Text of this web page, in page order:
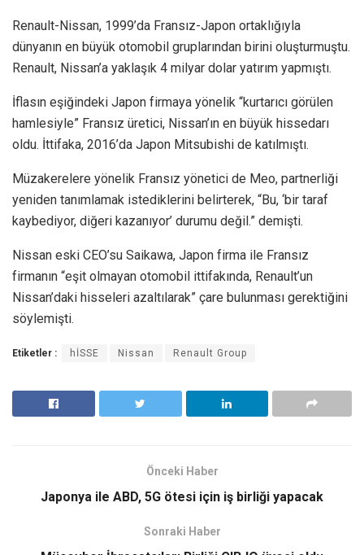
Renault-Nissan, 1999’da Fransız-Japon ortaklığıyla
dünyanın en büyük otomobil gruplarından birini oluşturmuştu.
Renault, Nissan’a yaklaşık 4 milyar dolar yatırım yapmıştı.
İflasın eşiğindeki Japon firmaya yönelik “kurtarıcı görülen
hamlesiyle” Fransız üretici, Nissan’ın en büyük hissedarı
oldu. İttifaka, 2016’da Japon Mitsubishi de katılmıştı.
Müzakerelere yönelik Fransız yönetici de Meo, partnerliği
yeniden tanımlamak istediklerini belirterek, “Bu, ‘bir taraf
kaybediyor, diğeri kazanıyor’ durumu değil.” demişti.
Nissan eski CEO’su Saikawa, Japon firma ile Fransız
firmanın “eşit olmayan otomobil ittifakında, Renault’un
Nissan’daki hisseleri azaltılarak” çare bulunması gerektiğini
söylemişti.
Etiketler : hİSSE Nissan Renault Group
Önceki Haber
Japonya ile ABD, 5G ötesi için iş birliği yapacak
Sonraki Haber